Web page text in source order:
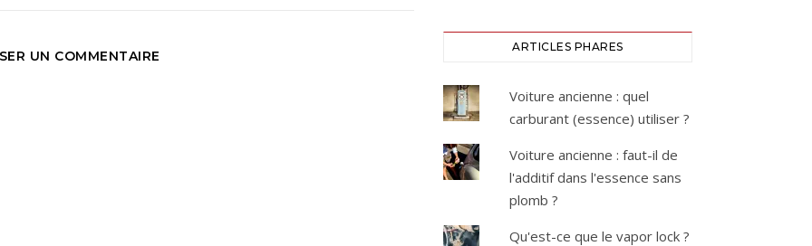
UN COMMENTAIRE
ARTICLES PHARES
Voiture ancienne : quel
carburant (essence) utiliser ?
Voiture ancienne : faut-il de
l'additif dans l'essence sans
plomb ?
Qu'est-ce que le vapor lock ?